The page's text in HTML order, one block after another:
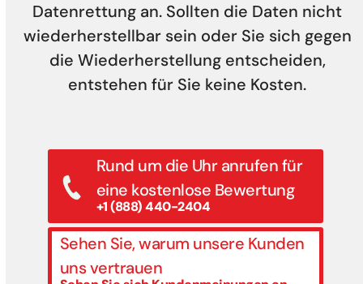
Datenrettung an. Sollten die Daten nicht
wiederherstellbar sein oder Sie sich gegen
die Wiederherstellung entscheiden,
entstehen für Sie keine Kosten.
Rund um die Uhr anrufen für
eine kostenlose Bewertung
+1 (888) 440-2404
Sehen Sie, warum unsere Kunden
uns vertrauen